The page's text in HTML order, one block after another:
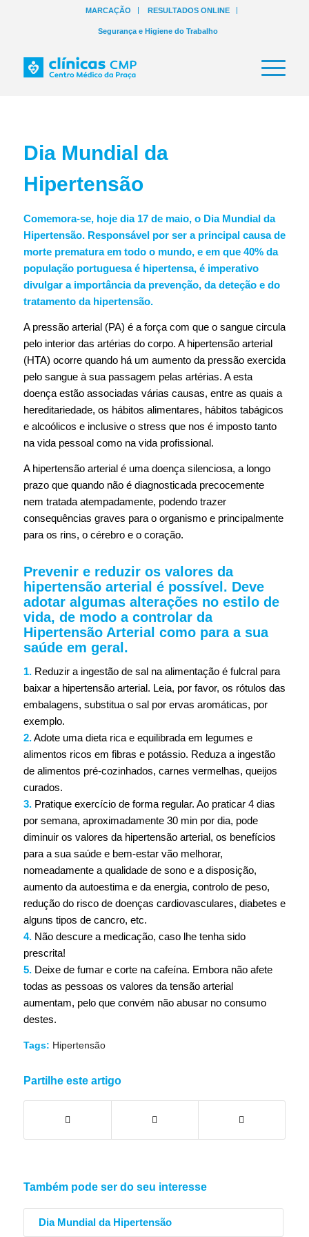
MARCAÇÃO RESULTADOS ONLINE
Segurança e Higiene do Trabalho
Dia Mundial da
Hipertensão
Comemora-se, hoje dia 17 de maio, o Dia Mundial da
Hipertensão. Responsável por ser a principal causa de
morte prematura em todo o mundo, e em que 40% da
população portuguesa é hipertensa, é imperativo
divulgar a importância da prevenção, da deteção e do
tratamento da hipertensão.
A pressão arterial (PA) é a força com que o sangue circula
pelo interior das artérias do corpo. A hipertensão arterial
(HTA) ocorre quando há um aumento da pressão exercida
pelo sangue à sua passagem pelas artérias. A esta
doença estão associadas várias causas, entre as quais a
hereditariedade, os hábitos alimentares, hábitos tabágicos
e alcoólicos e inclusive o stress que nos é imposto tanto
na vida pessoal como na vida profissional.
A hipertensão arterial é uma doença silenciosa, a longo
prazo que quando não é diagnosticada precocemente
nem tratada atempadamente, podendo trazer
consequências graves para o organismo e principalmente
para os rins, o cérebro e o coração.
Prevenir e reduzir os valores da
hipertensão arterial é possível. Deve
adotar algumas alterações no estilo de
vida, de modo a controlar da
Hipertensão Arterial como para a sua
saúde em geral.
1.Reduzir a ingestão de sal na alimentação é fulcral para
baixar a hipertensão arterial. Leia, por favor, os rótulos das
embalagens, substitua o sal por ervas aromáticas, por
exemplo.
2.Adote uma dieta rica e equilibrada em legumes e
alimentos ricos em fibras e potássio. Reduza a ingestão
de alimentos pré-cozinhados, carnes vermelhas, queijos
curados.
3.Pratique exercício de forma regular. Ao praticar 4 dias
por semana, aproximadamente 30 min por dia, pode
diminuir os valores da hipertensão arterial, os benefícios
para a sua saúde e bem-estar vão melhorar,
nomeadamente a qualidade de sono e a disposição,
aumento da autoestima e da energia, controlo de peso,
redução do risco de doenças cardiovasculares, diabetes e
alguns tipos de cancro, etc.
4.Não descure a medicação, caso lhe tenha sido
prescrita!
5.Deixe de fumar e corte na cafeína. Embora não afete
todas as pessoas os valores da tensão arterial
aumentam, pelo que convém não abusar no consumo
destes.
Tags: Hipertensão
Partilhe este artigo
Também pode ser do seu interesse
Dia Mundial da Hipertensão